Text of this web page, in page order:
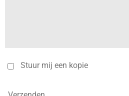
Stuur mij een kopie